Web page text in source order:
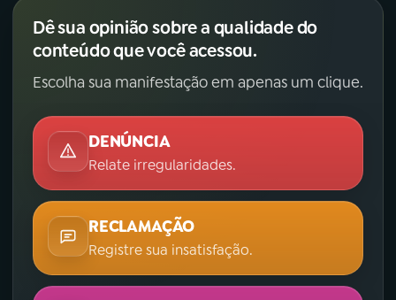
Dê sua opinião sobre a qualidade do
conteúdo que você acessou.
Escolha sua manifestação em apenas um clique.
DENÚNCIA
Relate irregularidades.
RECLAMAÇÃO
Registre sua insatisfação.